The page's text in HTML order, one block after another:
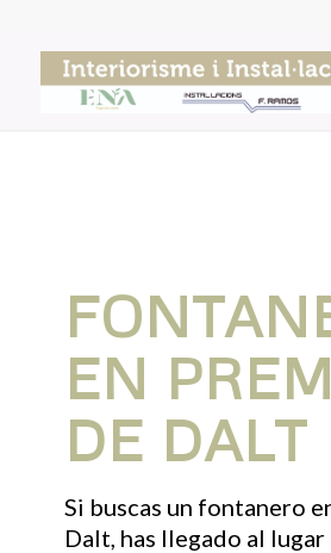
EN
DE DALT
Si buscas un fontanero
Dalt, has llegado al